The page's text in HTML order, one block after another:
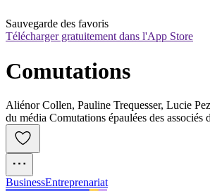
Sauvegarde des favoris
Télécharger gratuitement dans l'App Store
Comutations
Aliénor Collen, Pauline Trequesser, Lucie
du média Comutations épaulées des associés
BusinessEntreprenariat